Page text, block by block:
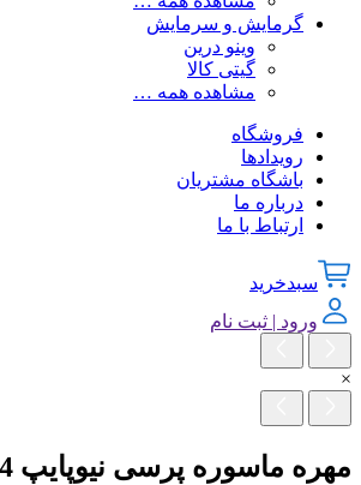
گرمایش و سرمایش
وینو درین
گیتی کالا
مشاهده همه …
فروشگاه
رویدادها
باشگاه مشتریان
درباره ما
ارتباط با ما
سبدخرید
ورود | ثبت نام
×
مهره ماسوره پرسی نیوپایپ 1،1/4*40